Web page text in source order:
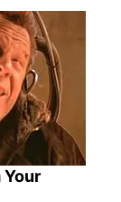
Your